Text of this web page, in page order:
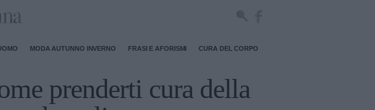
MODA AUTUNNO INVERNO FRASI E AFORISMI CURA DEL CORPO
prenderti cura della